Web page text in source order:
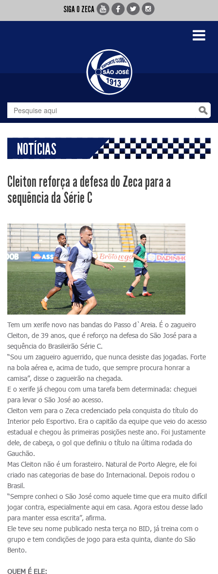
SIGA O ZECA
Toggle
NOTÍCIAS
Cleiton reforça a defesa do Zeca para a
sequência da Série C
Tem um xerife novo nas bandas do Passo d`Areia. É o zagueiro
Cleiton, de 39 anos, que é reforço na defesa do São José para a
sequência do Brasileirão Série C.
“Sou um zagueiro aguerrido, que nunca desiste das jogadas. Forte
na bola aérea e, acima de tudo, que sempre procura honrar a
camisa”, disse o zagueirão na chegada.
E o xerife já chegou com uma tarefa bem determinada: cheguei
para levar o São José ao acesso.
Cleiton vem para o Zeca credenciado pela conquista do título do
Interior pelo Esportivo. Era o capitão da equipe que veio do acesso
estadual e chegou às primeiras posições neste ano. Foi justamente
dele, de cabeça, o gol que definiu o título na última rodada do
Gauchão.
Mas Cleiton não é um forasteiro. Natural de Porto Alegre, ele foi
criado nas categorias de base do Internacional. Depois rodou o
Brasil.
“Sempre conheci o São José como aquele time que era muito difícil
jogar contra, especialmente aqui em casa. Agora estou desse lado
para manter essa escrita”, afirma.
Ele teve seu nome publicado nesta terça no BID, já treina com o
grupo e tem condições de jogo para esta quinta, diante do São
Bento.
QUEM É ELE: